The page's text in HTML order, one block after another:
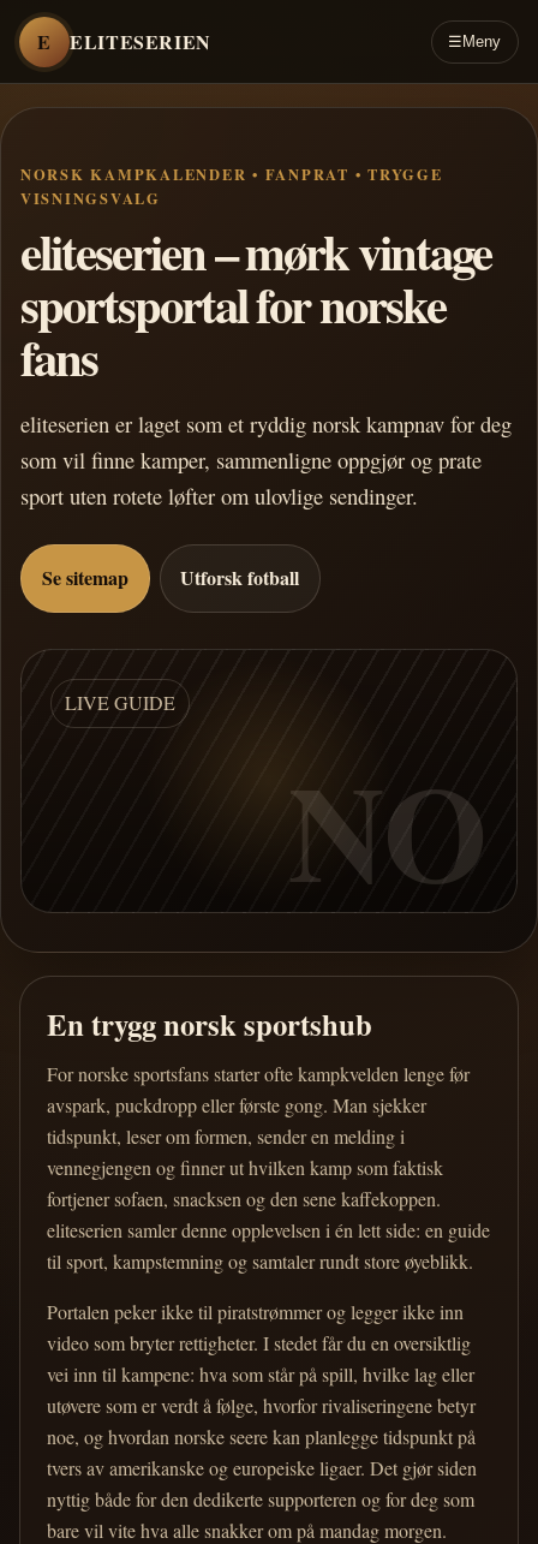
E ELITESERIEN ☰ Meny
NORSK KAMPKALENDER • FANPRAT • TRYGGE
VISNINGSVALG
eliteserien – mørk vintage
sportsportal for norske
fans
eliteserien er laget som et ryddig norsk kampnav for deg
som vil finne kamper, sammenligne oppgjør og prate
sport uten rotete løfter om ulovlige sendinger.
Se sitemap Utforsk fotball
LIVE GUIDE
NO
En trygg norsk sportshub
For norske sportsfans starter ofte kampkvelden lenge før
avspark, puckdropp eller første gong. Man sjekker
tidspunkt, leser om formen, sender en melding i
vennegjengen og finner ut hvilken kamp som faktisk
fortjener sofaen, snacksen og den sene kaffekoppen.
eliteserien samler denne opplevelsen i én lett side: en guide
til sport, kampstemning og samtaler rundt store øyeblikk.
Portalen peker ikke til piratstrømmer og legger ikke inn
video som bryter rettigheter. I stedet får du en oversiktlig
vei inn til kampene: hva som står på spill, hvilke lag eller
utøvere som er verdt å følge, hvorfor rivaliseringene betyr
noe, og hvordan norske seere kan planlegge tidspunkt på
tvers av amerikanske og europeiske ligaer. Det gjør siden
nyttig både for den dedikerte supporteren og for deg som
bare vil vite hva alle snakker om på mandag morgen.